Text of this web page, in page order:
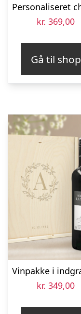
kr. 369,00
Gå til shop
kr. 349,00